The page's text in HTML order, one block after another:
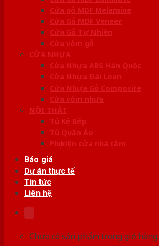
Cửa gỗ MDF Melamine
Cửa Gỗ MDF Veneer
Cửa Gỗ Tự Nhiên
Cửa vòm gỗ
CỬA NHỰA
Cửa Nhựa ABS Hàn Quốc
Cửa Nhựa Đài Loan
Cửa Nhựa Gỗ Composite
Cửa vòm nhựa
NỘI THẤT
Tủ Kệ Bếp
Tủ Quần Áo
Phụ kiện cửa nhà tắm
Báo giá
Dự án thực tế
Tin tức
Liên hệ
Chưa có sản phẩm trong giỏ hàng.